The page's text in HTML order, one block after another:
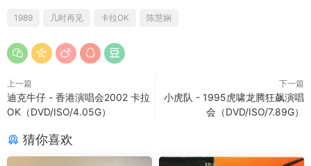
1989 几时再见 卡拉OK 陈慧娴
上一篇
迪克牛仔 - 香港演唱会2002 卡拉
OK（DVD/ISO/4.05G）
下一篇
小虎队 - 1995虎啸龙腾狂飙演唱
会（DVD/ISO/7.89G）
猜你喜欢